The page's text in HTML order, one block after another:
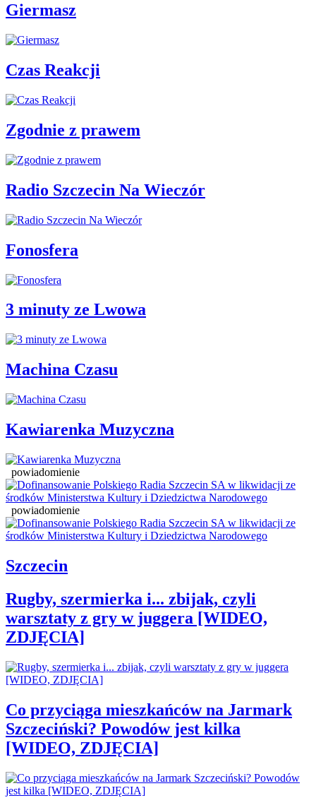
Giermasz
Czas Reakcji
Zgodnie z prawem
Radio Szczecin Na Wieczór
Fonosfera
3 minuty ze Lwowa
Machina Czasu
Kawiarenka Muzyczna
powiadomienie
powiadomienie
Szczecin
Rugby, szermierka i... zbijak, czyli
warsztaty z gry w juggera [WIDEO,
ZDJĘCIA]
Co przyciąga mieszkańców na Jarmark
Szczeciński? Powodów jest kilka
[WIDEO, ZDJĘCIA]